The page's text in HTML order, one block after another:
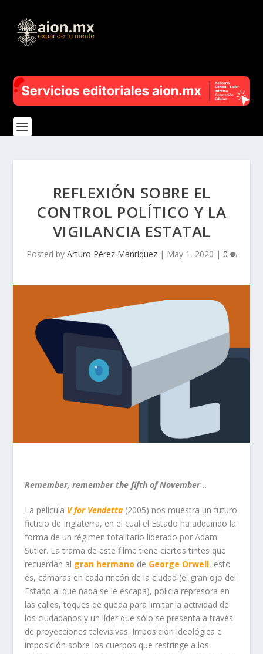
REFLEXIÓN SOBRE EL
CONTROL POLÍTICO Y LA
VIGILANCIA ESTATAL
Posted by Arturo Pérez Manríquez| May 1, 2020 | 0
Remember, remember the fifth of November…
La película V for Vendetta (2005) nos muestra un futuro
ficticio de Inglaterra, en el cual el Estado ha adquirido la
forma de un régimen totalitario liderado por Adam
Sutler. La trama de este filme tiene ciertos tintes que
recuerdan al gran hermano de George Orwell, esto
es, cámaras en cada rincón de la ciudad (el gran ojo del
Estado al que nada se le escapa), policía represora en
las calles, toques de queda para limitar la actividad de
los ciudadanos y un líder que sólo se presenta a través
de proyecciones televisivas. Imposición ideológica e
imposición sobre los cuerpos que restringe a los